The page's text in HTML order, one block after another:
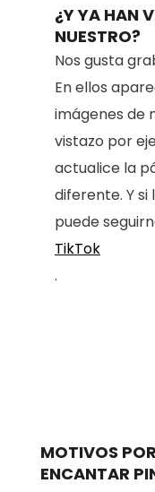
¿Y YA HAN
NUESTRO?
Nos gusta
En ellos
imágenes de
vistazo por
actualice la
diferente. Y
puede
TikTok
.
MOTIVOS
ENCANTAR